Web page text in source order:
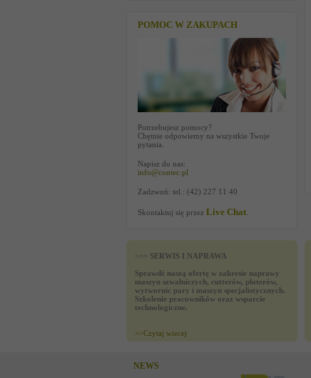
POMOC W ZAKUPACH
Potrzebujesz pomocy?
Chętnie odpowiemy na wszystkie Twoje
pytania.
Napisz do nas:
info@contec.pl
Zadzwoń: tel.: (42) 227 11 40
Skontaktuj się przez Live Chat
>>> SERWIS I NAPRAWA
Sprawdź naszą ofertę w zakresie naprawy
maszyn szwalniczych, cutterów, ploterów,
wytwornic pary i maszyn specjalistycznych.
Szkolenie pracowników oraz wsparcie
technologiczne.
>>Czytaj wiecej
NEWS